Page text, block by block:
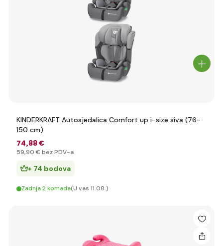
KINDERKRAFT Autosjedalica Comfort up i-size siva (76-
150 cm)
74,88 €
59,90 € bez PDV-a
+ 74 bodova
Zadnja 2 komada(U vas 11.08.)